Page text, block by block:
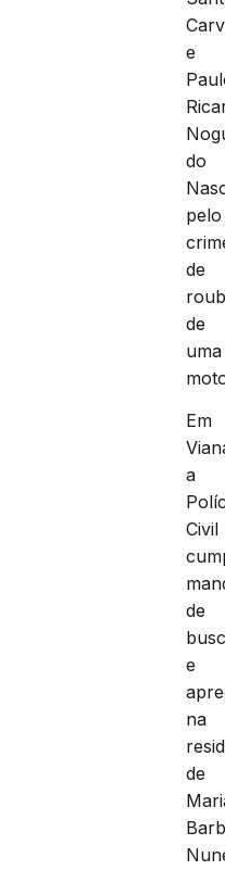
e
do
pelo
de
de
uma
Em
a
Civil
de
e
na
de